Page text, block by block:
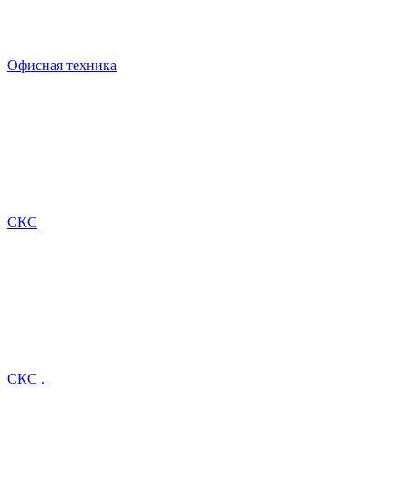
Офисная техника
СКС
СКС .